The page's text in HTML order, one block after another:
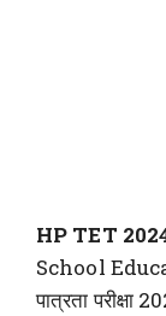
HP TET
School
पात्रता